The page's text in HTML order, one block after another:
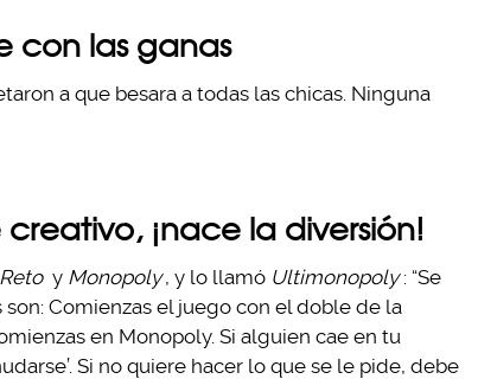
con las ganas
a que besara a todas las chicas. Ninguna
¡nace la diversión!
y Monopoly , y lo llamó Ultimonopoly : “Se
Comienzas el juego con el doble de la
en Monopoly. Si alguien cae en tu
Si no quiere hacer lo que se le pide, debe